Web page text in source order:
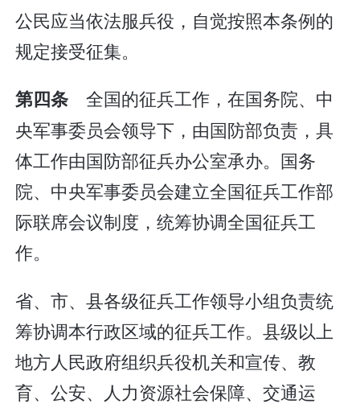
公民应当依法服兵役，自觉按照本条例的
规定接受征集。
第四条 全国的征兵工作，在国务院、中
央军事委员会领导下，由国防部负责，具
体工作由国防部征兵办公室承办。国务
院、中央军事委员会建立全国征兵工作部
际联席会议制度，统筹协调全国征兵工
作。
省、市、县各级征兵工作领导小组负责统
筹协调本行政区域的征兵工作。县级以上
地方人民政府组织兵役机关和宣传、教
育、公安、人力资源社会保障、交通运